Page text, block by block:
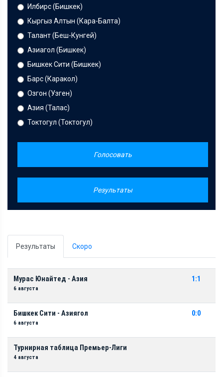
Илбирс (Бишкек)
Кыргыз Алтын (Кара-Балта)
Талант (Беш-Кунгей)
Азиагол (Бишкек)
Бишкек Сити (Бишкек)
Барс (Каракол)
Озгон (Узген)
Азия (Талас)
Токтогул (Токтогул)
Голосовать
Результаты
Результаты Скоро
Мурас Юнайтед - Азия
6 августа
1:1
Бишкек Сити - Азиягол
6 августа
0:0
Турнирная таблица Премьер-Лиги
4 августа